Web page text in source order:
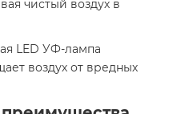
чистый воздух в
LED УФ-лампа
воздух от вредных